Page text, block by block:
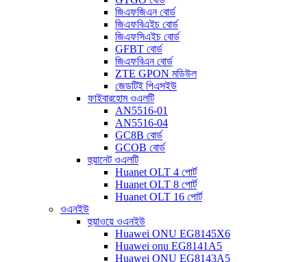
জিএফজিএন বোর্ড
জিএফবিএইচ বোর্ড
জিএফসিএইচ বোর্ড
GFBT বোর্ড
জিএফবিএন বোর্ড
ZTE GPON মডিউল
জেডটিই পিএসইউ
ফাইবারহোম ওএলটি
AN5516-01
AN5516-04
GC8B বোর্ড
GCOB বোর্ড
হুয়ানেট ওএলটি
Huanet OLT 4 পোর্ট
Huanet OLT 8 পোর্ট
Huanet OLT 16 পোর্ট
ওএনইউ
হুয়াওয়ে ওএনইউ
Huawei ONU EG8145X6
Huawei onu EG8141A5
Huawei ONU EG8143A5